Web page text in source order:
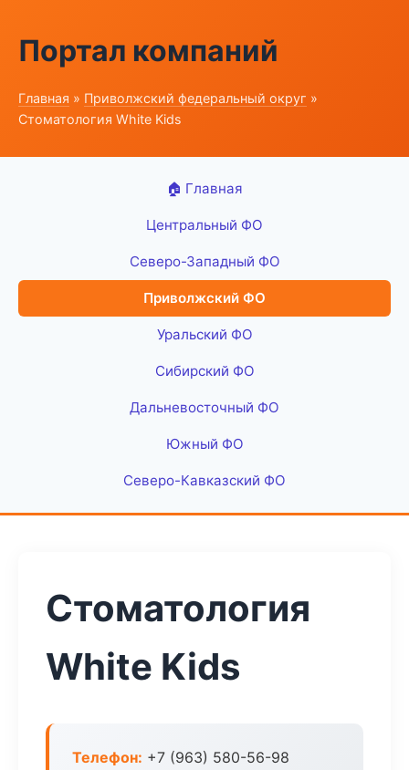
Портал компаний
Главная » Приволжский федеральный округ »
Стоматология White Kids
🏠 Главная
Центральный ФО
Северо-Западный ФО
Приволжский ФО
Уральский ФО
Сибирский ФО
Дальневосточный ФО
Южный ФО
Северо-Кавказский ФО
Стоматология
White Kids
Телефон: +7 (963) 580-56-98